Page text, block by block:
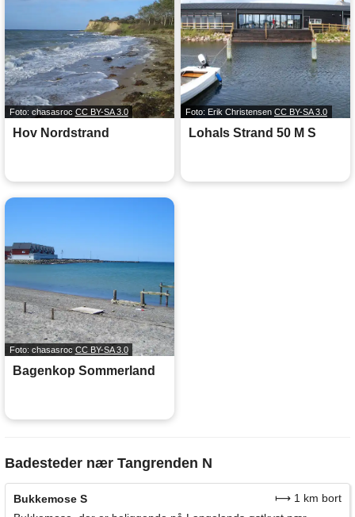
Foto: chasasroc CC BY-SA 3.0
Hov Nordstrand
Foto: Erik Christensen CC BY-SA 3.0
Lohals Strand 50 M S
Foto: chasasroc CC BY-SA 3.0
Bagenkop Sommerland
Badesteder nær Tangrenden N
Bukkemose S
⟼ 1 km bort